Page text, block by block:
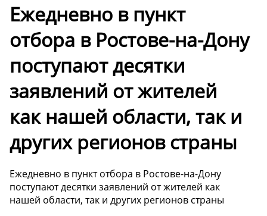
Ежедневно в пункт
отбора в Ростове-на-Дону
поступают десятки
заявлений от жителей
как нашей области, так и
других регионов страны
Ежедневно в пункт отбора в Ростове-на-Дону
поступают десятки заявлений от жителей как
нашей области, так и других регионов страны